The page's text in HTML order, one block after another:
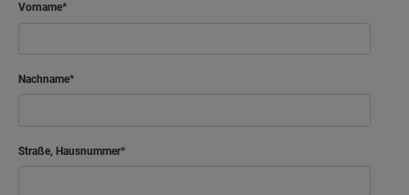
Vorname
Nachname
Straße, Hausnummer